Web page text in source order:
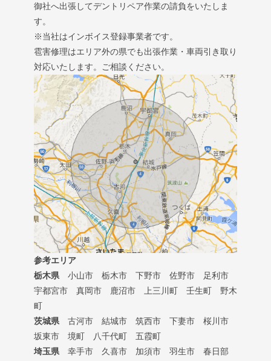
御社へ出張してデントリペア作業の請負をいたしま
す。
※当社はインボイス登録事業者です。
雹害修理はエリア外の県でも出張作業・車両引き取り
対応いたします。ご相談ください。
参考エリア
栃木県 小山市 栃木市 下野市 佐野市 足利市
宇都宮市 真岡市 鹿沼市 上三川町 壬生町 野木
町
茨城県 古河市 結城市 筑西市 下妻市 桜川市
坂東市 境町 八千代町 五霞町
埼玉県 幸手市 久喜市 加須市 羽生市 春日部